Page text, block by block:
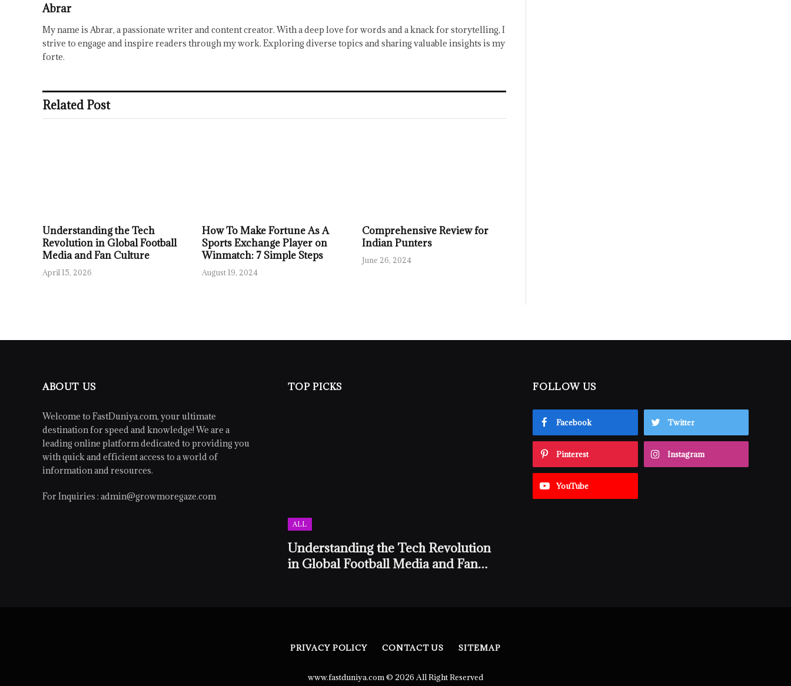
Abrar
My name is Abrar, a passionate writer and content creator. With a deep love for words and a knack for storytelling, I
strive to engage and inspire readers through my work. Exploring diverse topics and sharing valuable insights is my
forte.
Related Post
Understanding the Tech
Revolution in Global Football
Media and Fan Culture
April 15, 2026
How To Make Fortune As A
Sports Exchange Player on
Winmatch: 7 Simple Steps
August 19, 2024
Comprehensive Review for
Indian Punters
June 26, 2024
ABOUT US
Welcome to FastDuniya.com, your ultimate
destination for speed and knowledge! We are a
leading online platform dedicated to providing you
with quick and efficient access to a world of
information and resources.
For Inquiries : admin@growmoregaze.com
TOP PICKS
ALL
Understanding the Tech Revolution
in Global Football Media and Fan
FOLLOW US
Facebook Twitter
Pinterest Instagram
YouTube
PRIVACY POLICY CONTACT US SITEMAP
www.fastduniya.com © 2026 All Right Reserved